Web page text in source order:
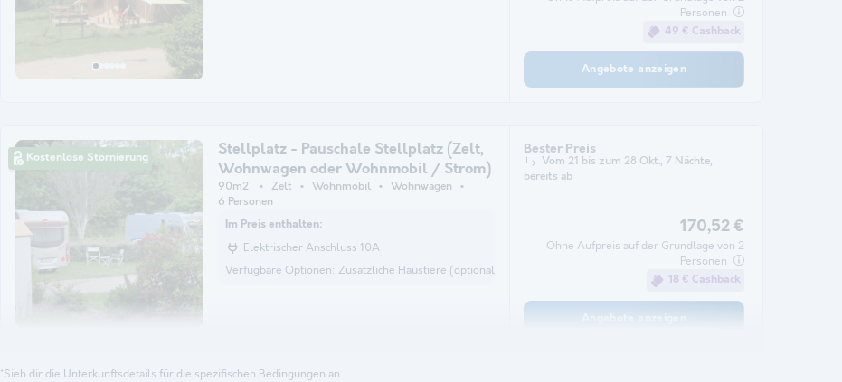
Personen
49 € Cashback
Angebote anzeigen
Kostenlose Stornierung
Stellplatz - Pauschale Stellplatz (Zelt,
Wohnwagen oder Wohnmobil / Strom)
90m2 Zelt Wohnmobil
Wohnwagen
6 Personen
Im Preis enthalten:
Elektrischer Anschluss 10A
Verfügbare Optionen: Zusätzliche Haustiere (optional) Kühlschrank
Bester Preis
Vom 21 bis zum 28 Okt., 7 Nächte,
bereits ab
170,52 €
Ohne Aufpreis auf der Grundlage von 2
Personen
18 € Cashback
Angebote anzeigen
*Sieh dir die Unterkunftsdetails für die spezifischen Bedingungen an.